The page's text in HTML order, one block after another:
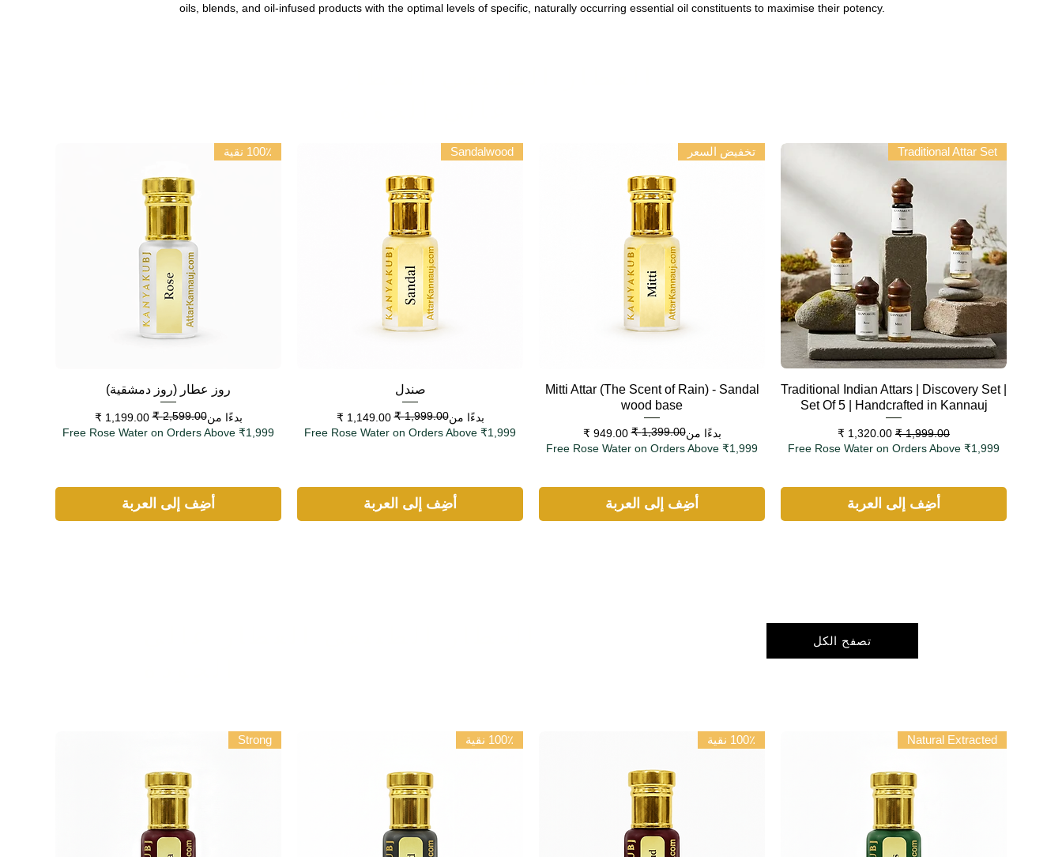
oils, blends, and oil-infused products with the optimal levels of specific, naturally occurring essential oil constituents to maximise their potency.
العرض السريع
Traditional Attar Set
Traditional Indian Attars | Discovery Set |
Set Of 5 | Handcrafted in Kannauj
سعر عادي سعر البيع
Free Rose Water on Orders Above ₹1,999
أضِف إلى العربة
العرض السريع
تخفيض السعر
Mitti Attar (The Scent of Rain) - Sandal
wood base
بدءًا من
سعر عادي
‏1,399.00 ₹
‏949.00 ₹
سعر البيع
Free Rose Water on Orders Above ₹1,999
أضِف إلى العربة
العرض السريع
Sandalwood
صندل
بدءًا من
سعر عادي
‏1,999.00 ₹
‏1,149.00 ₹
سعر البيع
Free Rose Water on Orders Above ₹1,999
أضِف إلى العربة
العرض السريع
100٪ نقية
روز عطار (روز دمشقية)
بدءًا من
سعر عادي
‏2,599.00 ₹
‏1,199.00 ₹
سعر البيع
Free Rose Water on Orders Above ₹1,999
أضِف إلى العربة
تصفح الكل
Natural Extracted 100٪ نقية 100٪ نقية Strong